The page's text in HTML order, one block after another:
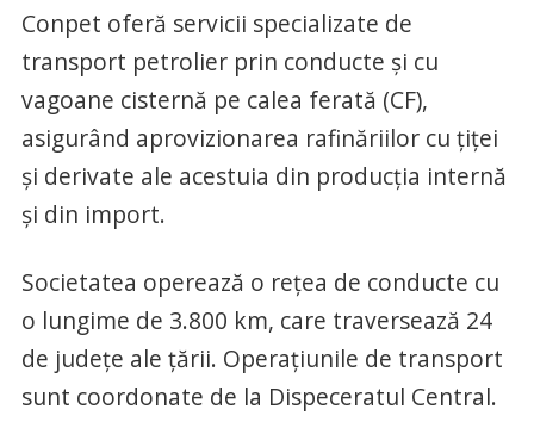
Conpet oferă servicii specializate de
transport petrolier prin conducte şi cu
vagoane cisternă pe calea ferată (CF),
asigurând aprovizionarea rafinăriilor cu ţiţei
şi derivate ale acestuia din producţia internă
şi din import.
Societatea operează o reţea de conducte cu
o lungime de 3.800 km, care traversează 24
de judeţe ale ţării. Operaţiunile de transport
sunt coordonate de la Dispeceratul Central.